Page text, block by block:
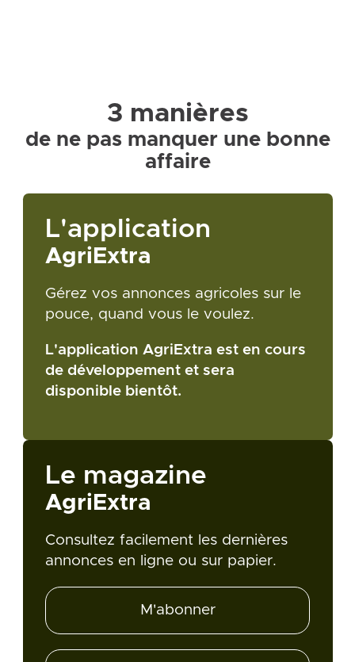
3 manières
de ne pas manquer une bonne
affaire
L'application
AgriExtra
Gérez vos annonces agricoles sur le
pouce, quand vous le voulez.
L'application AgriExtra est en cours
de développement et sera
disponible bientôt.
Le magazine
AgriExtra
Consultez facilement les dernières
annonces en ligne ou sur papier.
M'abonner